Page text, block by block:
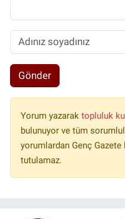
Gönder
Yorum yazarak topluluk
bulunuyor ve tüm
yorumlardan Genç
tutulamaz.